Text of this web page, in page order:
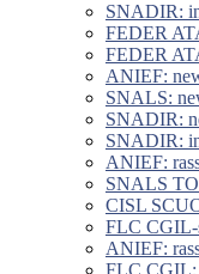
SNADIR:
FEDER
FEDER
ANIEF:
SNALS:
SNADIR:
SNADIR:
ANIEF:
SNALS
CISL
FLC CGIL-
ANIEF: